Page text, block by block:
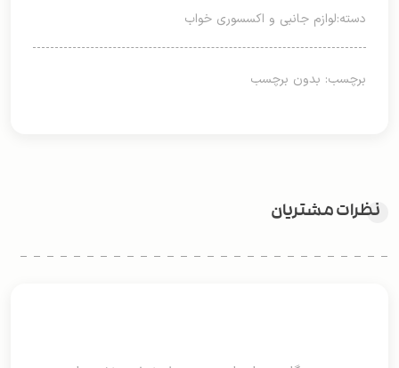
دسته:لوازم جانبی و اکسسوری خواب
برچسب: بدون برچسب
نظرات مشتریان